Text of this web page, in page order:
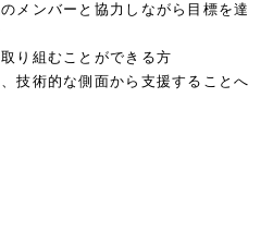
メンバーと協力しながら目標を達
り組むことができる方
技術的な側面から支援することへ